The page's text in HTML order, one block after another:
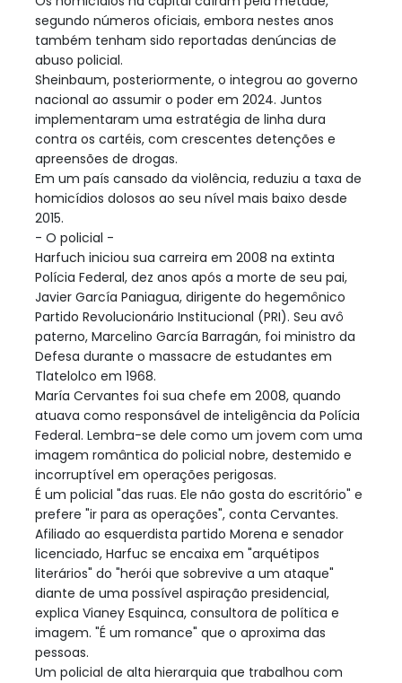
segundo números oficiais, embora nestes anos
também tenham sido reportadas denúncias de
abuso policial.
Sheinbaum, posteriormente, o integrou ao governo
nacional ao assumir o poder em 2024. Juntos
implementaram uma estratégia de linha dura
contra os cartéis, com crescentes detenções e
apreensões de drogas.
Em um país cansado da violência, reduziu a taxa de
homicídios dolosos ao seu nível mais baixo desde
2015.
- O policial -
Harfuch iniciou sua carreira em 2008 na extinta
Polícia Federal, dez anos após a morte de seu pai,
Javier García Paniagua, dirigente do hegemônico
Partido Revolucionário Institucional (PRI). Seu avô
paterno, Marcelino García Barragán, foi ministro da
Defesa durante o massacre de estudantes em
Tlatelolco em 1968.
María Cervantes foi sua chefe em 2008, quando
atuava como responsável de inteligência da Polícia
Federal. Lembra-se dele como um jovem com uma
imagem romântica do policial nobre, destemido e
incorruptível em operações perigosas.
É um policial "das ruas. Ele não gosta do escritório" e
prefere "ir para as operações", conta Cervantes.
Afiliado ao esquerdista partido Morena e senador
licenciado, Harfuc se encaixa em "arquétipos
literários" do "herói que sobrevive a um ataque"
diante de uma possível aspiração presidencial,
explica Vianey Esquinca, consultora de política e
imagem. "É um romance" que o aproxima das
pessoas.
Um policial de alta hierarquia que trabalhou com